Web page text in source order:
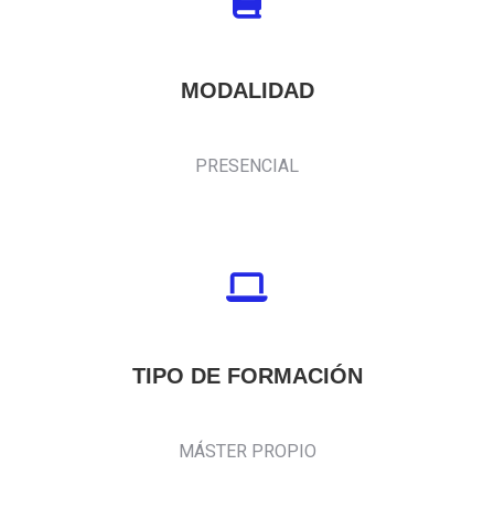
MODALIDAD
PRESENCIAL
TIPO DE FORMACIÓN
MÁSTER PROPIO